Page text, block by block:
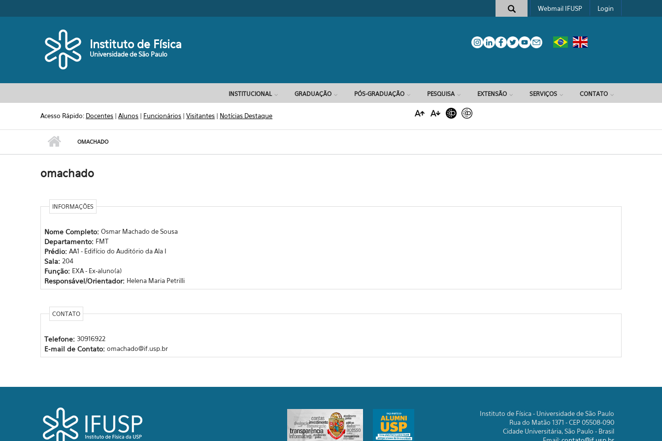
Formulário de busca
Webmail IFUSP Login
Instituto de Física
Universidade de São Paulo
INSTITUCIONAL GRADUAÇÃO PÓS-GRADUAÇÃO PESQUISA EXTENSÃO SERVIÇOS CONTATO
Acesso Rápido: Docentes |Alunos | Funcionários |Visitantes | Notícias Destaque
OMACHADO
omachado
INFORMAÇÕES
Nome Completo: Osmar Machado de Sousa
Departamento: FMT
Prédio: AA1 - Edifício do Auditório da Ala I
Sala: 204
Função: EXA - Ex-aluno(a)
Responsável/Orientador: Helena Maria Petrilli
CONTATO
Telefone: 30916922
E-mail de Contato: omachado@if.usp.br
Instituto de Física - Universidade de São Paulo
Rua do Matão 1371 - CEP 05508-090
Cidade Universitária, São Paulo - Brasil